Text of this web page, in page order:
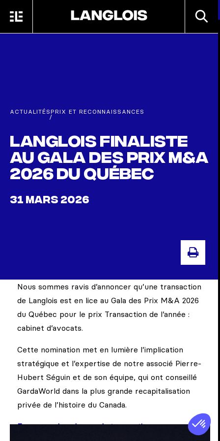
MENU
ACTUALITÉS
/
PRIX ET RECONNAISSANCES
Langlois finaliste
au Gala des Prix M&A
2026 du Québec
31 MARS 2026
Nous sommes ravis d’annoncer qu’une transaction
de Langlois est en lice au Gala des Prix M&A 2026
du Québec pour le prix Transaction de l’année :
cabinet d’avocats.
Cette nomination met en lumière l’implication
stratégique et l’expertise de notre associé Pierre-
Hubert Séguin et de son équipe, qui ont conseillé
GardaWorld dans la plus grande recapitalisation
privée de l’histoire du Canada.
En apprendre plus sur la transaction